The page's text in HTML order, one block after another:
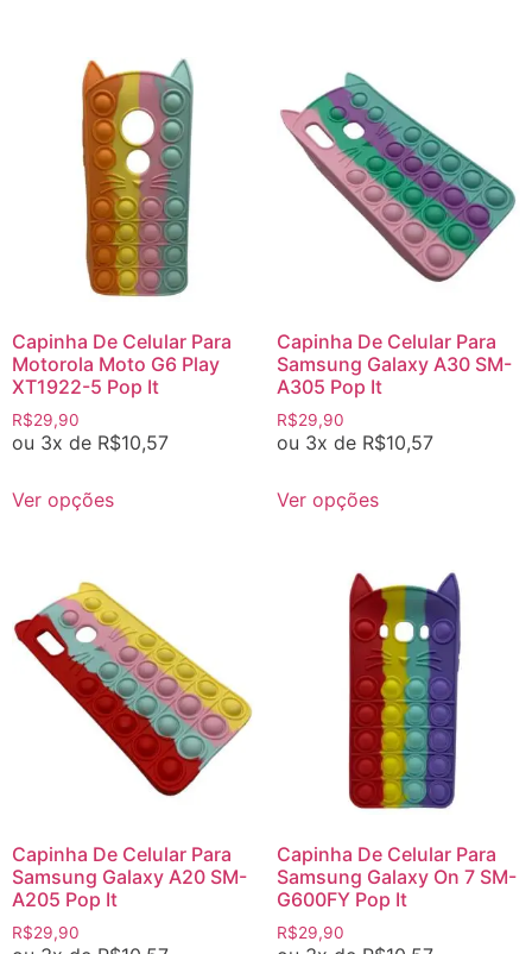
Capinha De Celular Para
Motorola Moto G6 Play
XT1922-5 Pop It
R$29,90
ou 3x de R$10,57
Ver opções
Capinha De Celular Para
Samsung Galaxy A30 SM-
A305 Pop It
R$29,90
ou 3x de R$10,57
Ver opções
Capinha De Celular Para
Samsung Galaxy A20 SM-
A205 Pop It
R$29,90
Capinha De Celular Para
Samsung Galaxy On 7 SM-
G600FY Pop It
R$29,90